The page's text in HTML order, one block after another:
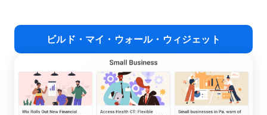
ビルド・マイ・ウォール・ウィジェット